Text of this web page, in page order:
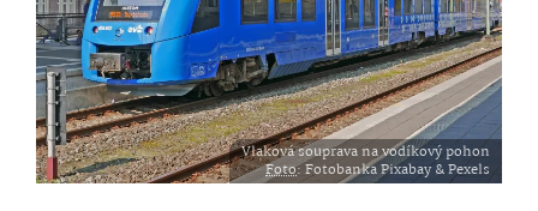
Vlaková souprava na vodíkový pohon
Foto: Fotobanka Pixabay & Pexels